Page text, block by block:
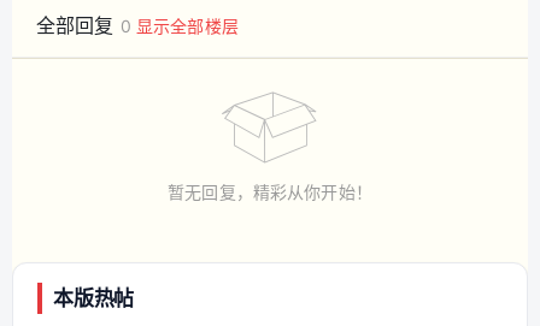
全部回复 0 显示全部楼层
暂无回复，精彩从你开始！
本版热帖